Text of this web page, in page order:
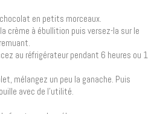
en petits morceaux.
crème à ébullition puis versez-la sur le
au réfrigérateur pendant 6 heures ou 1
mélangez un peu la ganache. Puis
avec de l’utilité.